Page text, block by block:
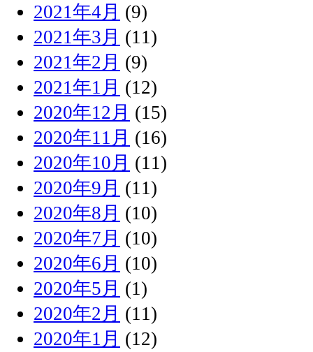
2021年4月 (9)
2021年3月 (11)
2021年2月 (9)
2021年1月 (12)
2020年12月 (15)
2020年11月 (16)
2020年10月 (11)
2020年9月 (11)
2020年8月 (10)
2020年7月 (10)
2020年6月 (10)
2020年5月 (1)
2020年2月 (11)
2020年1月 (12)